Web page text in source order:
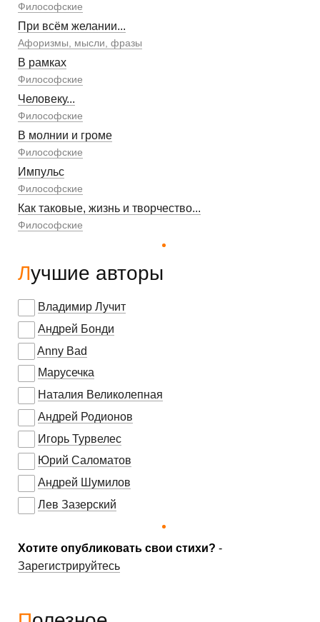
Философские
При всём желании...
Афоризмы, мысли, фразы
В рамках
Философские
Человеку...
Философские
В молнии и громе
Философские
Импульс
Философские
Как таковые, жизнь и творчество...
Философские
Лучшие авторы
Владимир Лучит
Андрей Бонди
Anny Bad
Марусечка
Наталия Великолепная
Андрей Родионов
Игорь Турвелес
Юрий Саломатов
Андрей Шумилов
Лев Зазерский
Хотите опубликовать свои стихи? -
Зарегистрируйтесь